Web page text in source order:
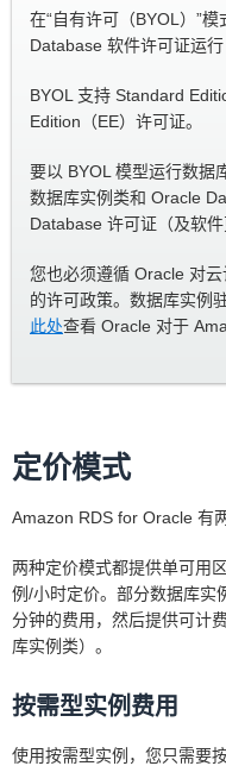
在“自有许可（BYOL）”
Database 软件许可证运
BYOL 支持 Standard
Edition（EE）许可证。
要以 BYOL 模型运行数据
数据库实例类和 Oracle
Database 许可证（及软件
您也必须遵循 Oracle 对
的许可政策。数据库实例
此处查看 Oracle 对于
定价模式
Amazon RDS for Oracle 有
两种定价模式都提供单可用
例/小时定价。部分数据库实
分钟的费用，然后提供可计
库实例类）。
按需型实例费用
使用按需型实例，您只需要